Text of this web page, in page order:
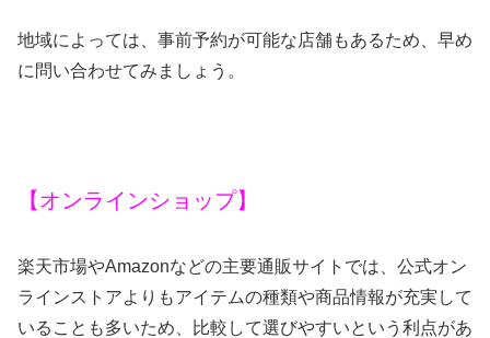
地域によっては、事前予約が可能な店舗もあるため、早め
に問い合わせてみましょう。
【オンラインショップ】
楽天市場やAmazonなどの主要通販サイトでは、公式オン
ラインストアよりもアイテムの種類や商品情報が充実して
いることも多いため、比較して選びやすいという利点があ